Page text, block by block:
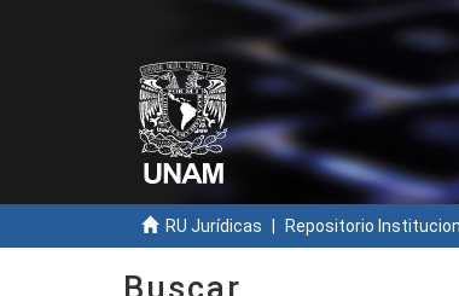
RU Jurídicas Repositorio